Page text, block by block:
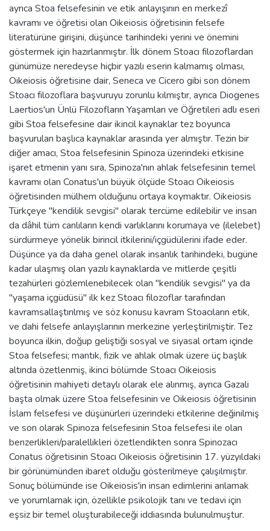
ayrıca Stoa felsefesinin ve etik anlayışının en merkezî
kavramı ve öğretisi olan Oikeiosis öğretisinin felsefe
literatürüne girişini, düşünce tarihindeki yerini ve önemini
göstermek için hazırlanmıştır. İlk dönem Stoacı filozoflardan
günümüze neredeyse hiçbir yazılı eserin kalmamış olması,
Oikeiosis öğretisine dair, Seneca ve Cicero gibi son dönem
Stoacı filozoflara başvuruyu zorunlu kılmıştır, ayrıca Diogenes
Laertios'un Ünlü Filozofların Yaşamları ve Öğretileri adlı eseri
gibi Stoa felsefesine dair ikincil kaynaklar tez boyunca
başvurulan başlıca kaynaklar arasında yer almıştır. Tezin bir
diğer amacı, Stoa felsefesinin Spinoza üzerindeki etkisine
işaret etmenin yanı sıra, Spinoza'nın ahlak felsefesinin temel
kavramı olan Conatus'un büyük ölçüde Stoacı Oikeiosis
öğretisinden mülhem olduğunu ortaya koymaktır. Oikeiosis
Türkçeye "kendilik sevgisi" olarak tercüme edilebilir ve insan
da dâhil tüm canlıların kendi varlıklarını korumaya ve (ilelebet)
sürdürmeye yönelik birincil itkilerini/içgüdülerini ifade eder.
Düşünce ya da daha genel olarak insanlık tarihindeki, bugüne
kadar ulaşmış olan yazılı kaynaklarda ve mitlerde çeşitli
tezahürleri gözlemlenebilecek olan "kendilik sevgisi" ya da
"yaşama içgüdüsü" ilk kez Stoacı filozoflar tarafından
kavramsallaştırılmış ve söz konusu kavram Stoacıların etik,
ve dahi felsefe anlayışlarının merkezine yerleştirilmiştir. Tez
boyunca ilkin, doğup geliştiği sosyal ve siyasal ortam içinde
Stoa felsefesi; mantık, fizik ve ahlak olmak üzere üç başlık
altında özetlenmiş, ikinci bölümde Stoacı Oikeiosis
öğretisinin mahiyeti detaylı olarak ele alınmış, ayrıca Gazali
başta olmak üzere Stoa felsefesinin ve Oikeiosis öğretisinin
İslam felsefesi ve düşünürleri üzerindeki etkilerine değinilmiş
ve son olarak Spinoza felsefesinin Stoa felsefesi ile olan
benzerlikleri/paralellikleri özetlendikten sonra Spinozacı
Conatus öğretisinin Stoacı Oikeiosis öğretisinin 17. yüzyıldaki
bir görünümünden ibaret olduğu gösterilmeye çalışılmıştır.
Sonuç bölümünde ise Oikeiosis'in insan edimlerini anlamak
ve yorumlamak için, özellikle psikolojik tanı ve tedavi için
eşsiz bir temel oluşturabileceği iddiasında bulunulmuştur.